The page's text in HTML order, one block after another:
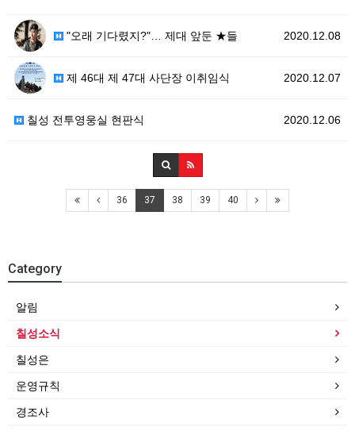
2020.12.08
"오래 기다렸지?"… 제대 앞둔 ★들
2020.12.07
제 46대 제 47대 사단장 이취임식
2020.12.06
칠성 전투영웅실 현판식
36 37 38 39 40
Category
알림
칠성소식
칠성은
운영규칙
경조사